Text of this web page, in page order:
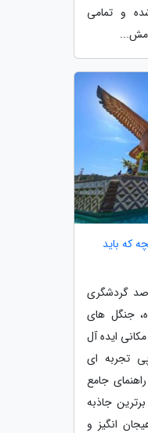
و تمامی
که باید
گردشگری
جنگل های
ایده آل
تجربه ای
جامع
جاذبه
انگیز و